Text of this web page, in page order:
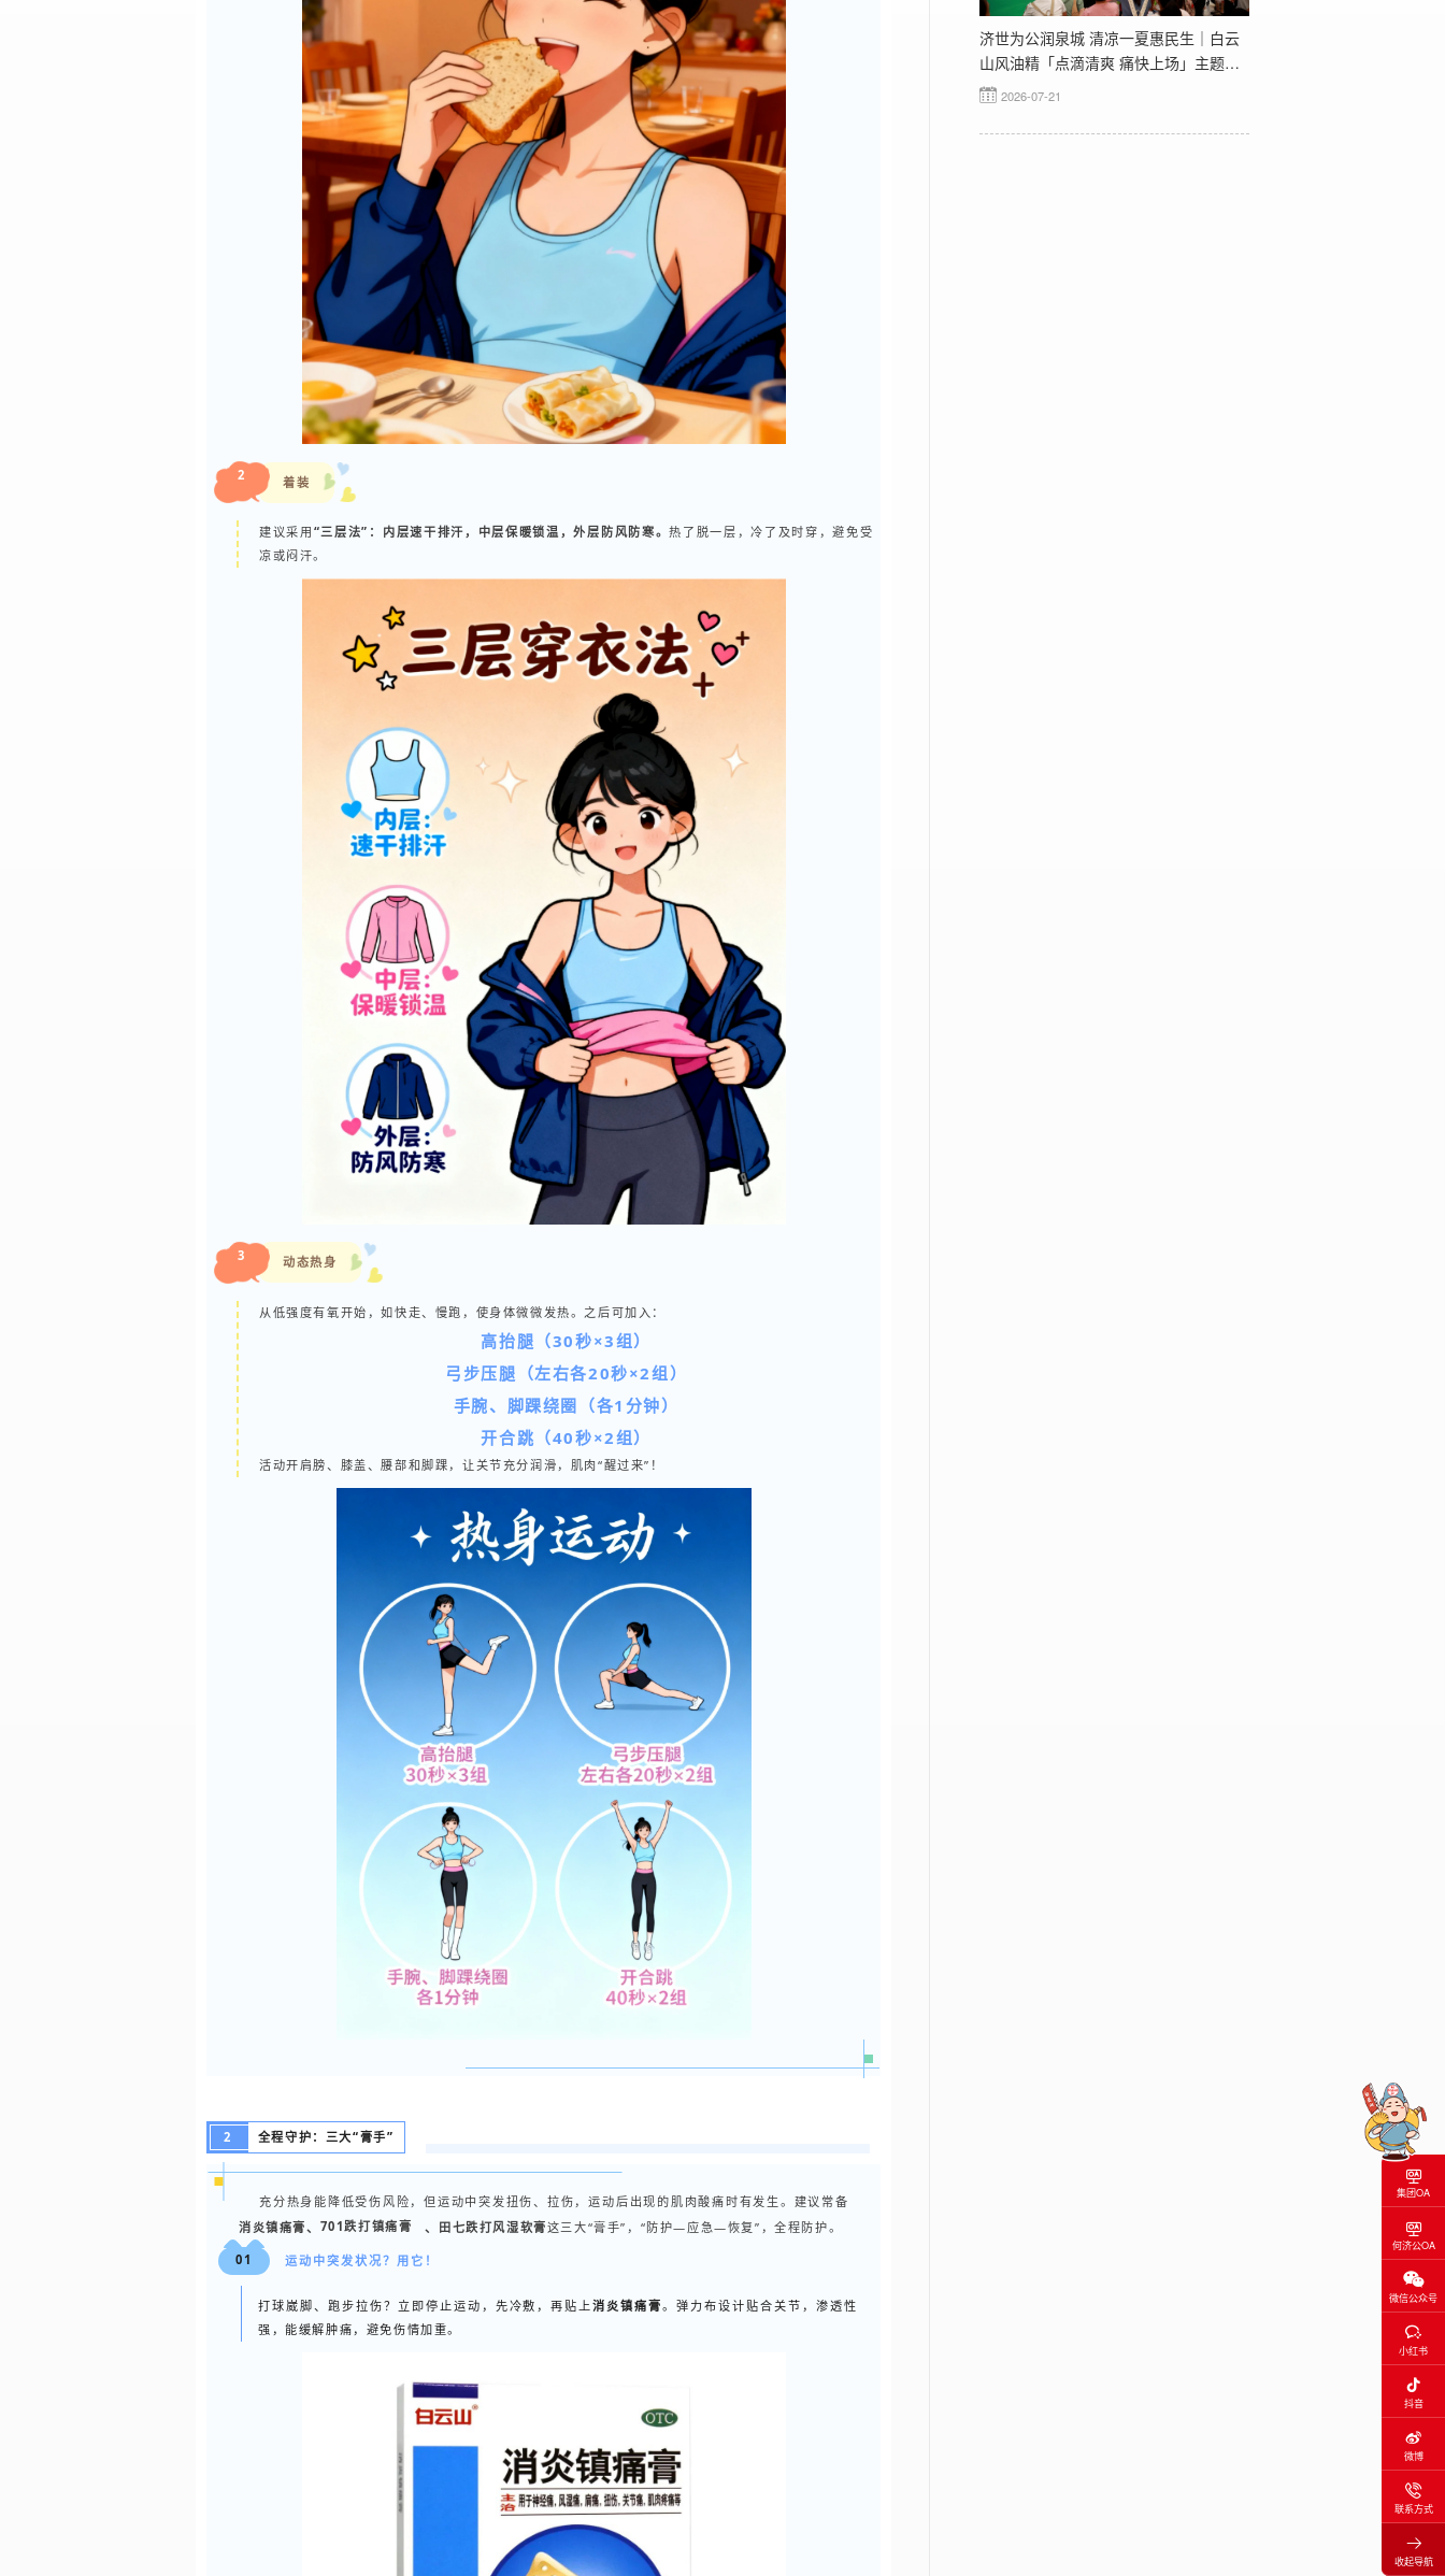
2 着装
建议采用 “三层法”：内层速干排汗，中层保暖锁温，外层防风防寒。热了脱一层，冷了及时穿，避免受
凉或闷汗。
3 动态热身
从低强度有氧开始，如快走、慢跑，使身体微微发热。之后可加入：
高抬腿（30秒×3组）
弓步压腿（左右各20秒×2组）
手腕、脚踝绕圈（各1分钟）
开合跳（40秒×2组）
活动开肩膀、膝盖、腰部和脚踝，让关节充分润滑，肌肉“醒过来”！
2 全程守护：三大“膏手”
充分热身能降低受伤风险，但运动中突发扭伤、拉伤，运动后出现的肌肉酸痛时有发生。建议常备
消炎镇痛膏、 701跌打镇痛膏 、田七跌打风湿软膏这三大“膏手”，“防护—应急—恢复”，全程防护。
01 运动中突发状况？用它！
打球崴脚、跑步拉伤？立即停止运动，先冷敷，再贴上消炎镇痛膏。弹力布设计贴合关节，渗透性
强，能缓解肿痛，避免伤情加重。
济世为公润泉城 清凉一夏惠民生｜白云
山风油精「点滴清爽 痛快上场」主题活
动济南站圆满收官
2026-07-21
集团OA
何济公OA
微信公众号
小红书
抖音
微博
联系方式
收起导航